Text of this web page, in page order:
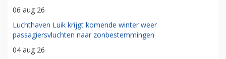
06 aug 26
Luchthaven Luik krijgt komende winter weer
passagiersvluchten naar zonbestemmingen
04 aug 26